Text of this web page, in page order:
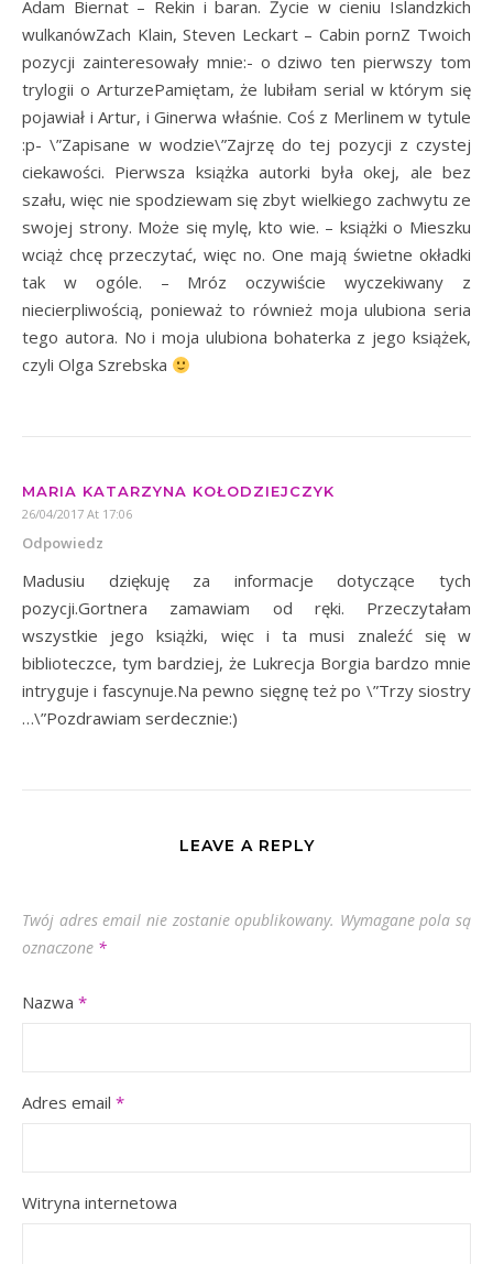
Adam Biernat – Rekin i baran. Życie w cieniu Islandzkich
wulkanówZach Klain, Steven Leckart – Cabin pornZ Twoich
pozycji zainteresowały mnie:- o dziwo ten pierwszy tom
trylogii o ArturzePamiętam, że lubiłam serial w którym się
pojawiał i Artur, i Ginerwa właśnie. Coś z Merlinem w tytule
:p- \”Zapisane w wodzie\”Zajrzę do tej pozycji z czystej
ciekawości. Pierwsza książka autorki była okej, ale bez
szału, więc nie spodziewam się zbyt wielkiego zachwytu ze
swojej strony. Może się mylę, kto wie. – książki o Mieszku
wciąż chcę przeczytać, więc no. One mają świetne okładki
tak w ogóle. – Mróz oczywiście wyczekiwany z
niecierpliwością, ponieważ to również moja ulubiona seria
tego autora. No i moja ulubiona bohaterka z jego książek,
czyli Olga Szrebska
MARIA KATARZYNA KOŁODZIEJCZYK
26/04/2017 At 17:06
Odpowiedz
Madusiu dziękuję za informacje dotyczące tych
pozycji.Gortnera zamawiam od ręki. Przeczytałam
wszystkie jego książki, więc i ta musi znaleźć się w
biblioteczce, tym bardziej, że Lukrecja Borgia bardzo mnie
intryguje i fascynuje.Na pewno sięgnę też po \”Trzy siostry
…\”Pozdrawiam serdecznie:)
LEAVE A REPLY
Twój adres email nie zostanie opublikowany. Wymagane pola są
oznaczone *
Nazwa *
Adres email *
Witryna internetowa